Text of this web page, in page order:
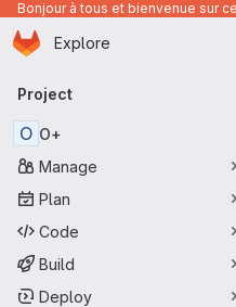
Bonjour à tous et bienvenue sur
Skip to main content
Homepage
Explore
Primary
Project
O O+
Manage
Plan
Code
Build
Deploy